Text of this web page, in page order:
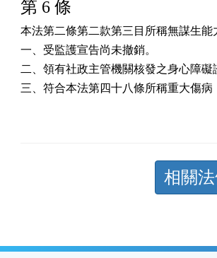
第 6 條
本法第二條第二款第三目所稱無謀生
一、受監護宣告尚未撤銷。
二、領有社政主管機關核發之身心障
三、符合本法第四十八條所稱重大傷病
相關